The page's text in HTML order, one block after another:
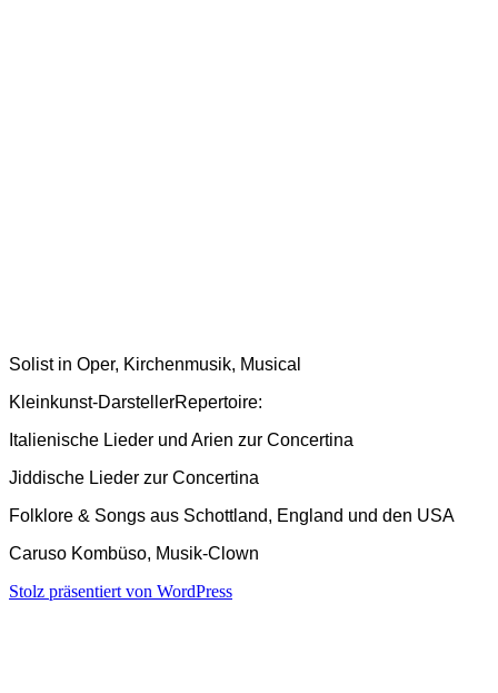
Solist in Oper, Kirchenmusik, Musical
Kleinkunst-DarstellerRepertoire:
Italienische Lieder und Arien zur Concertina
Jiddische Lieder zur Concertina
Folklore & Songs aus Schottland, England und den USA
Caruso Kombüso, Musik-Clown
Stolz präsentiert von WordPress